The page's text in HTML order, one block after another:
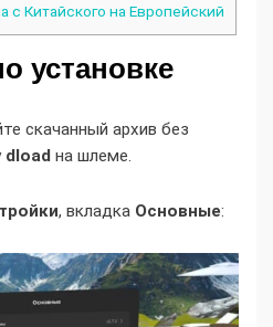
с Китайского на Европейский
установке
скачанный архив без
dload на шлеме.
, вкладка Основные: